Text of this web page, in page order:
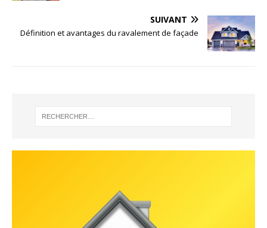
SUIVANT
Définition et avantages du ravalement de façade